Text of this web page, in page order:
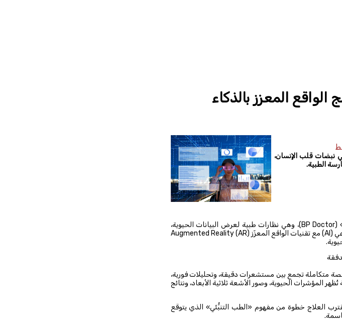
المعزز بالذكاء
نبضات قلب الإنسان،
الطبية.
وبين هذه القفزات النوعية، تتألق نظارات «بي بي دكتور» (BP Doctor)، وهي نظارات طبية لعرض البيانات الحيوية،
وتبرز كأحد أكثر النماذج ثورية؛ إذ تمزج بين الذكاء الاصطناعي (AI) مع تقنيات الواقع المعزّز Augmented Reality (AR)
متكاملة تجمع بين مستشعرات دقيقة، وتحليلات فورية،
المؤشرات الحيوية، وصور الأشعة ثلاثية الأبعاد، ونتائج
العلاج خطوة من مفهوم «الطب التنبُّئي» الذي يتوقع